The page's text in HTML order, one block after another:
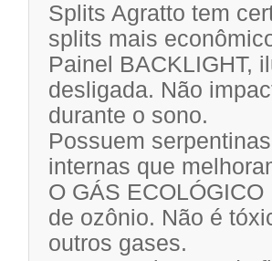
Splits Agratto tem
splits mais
Painel BACKLIGHT,
desligada. Não
durante o sono.
Possuem
internas que
O GÁS
de ozônio. Não é
outros gases.